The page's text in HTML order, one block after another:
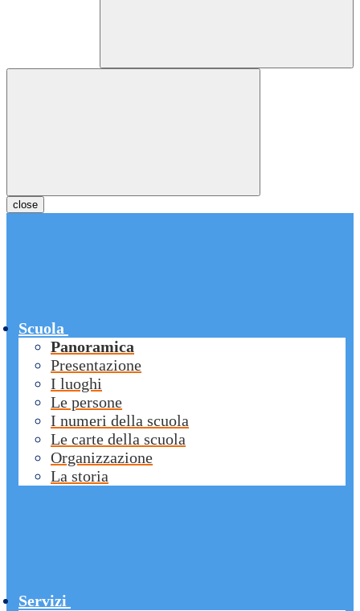
close
Scuola
Panoramica
Presentazione
I luoghi
Le persone
I numeri della scuola
Le carte della scuola
Organizzazione
La storia
Servizi